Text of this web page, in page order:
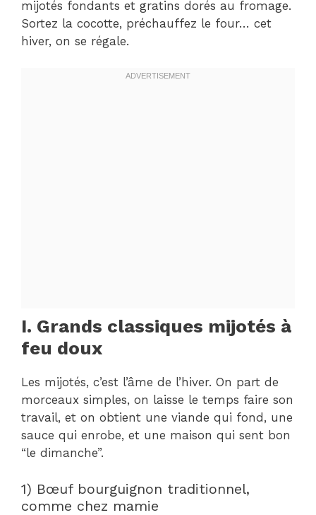
mijotés fondants et gratins dorés au fromage.
Sortez la cocotte, préchauffez le four… cet
hiver, on se régale.
I. Grands classiques mijotés à
feu doux
Les mijotés, c’est l’âme de l’hiver. On part de
morceaux simples, on laisse le temps faire son
travail, et on obtient une viande qui fond, une
sauce qui enrobe, et une maison qui sent bon
“le dimanche”.
1) Bœuf bourguignon traditionnel,
comme chez mamie